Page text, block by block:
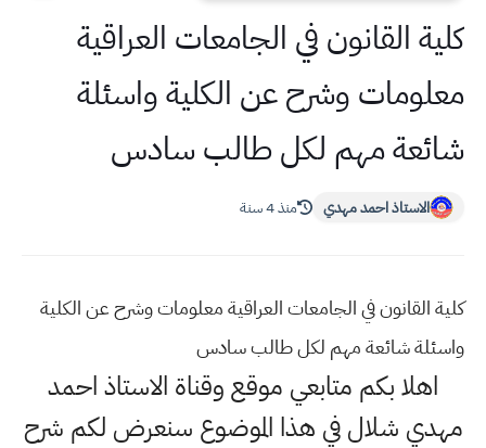
كلية القانون في الجامعات العراقية
معلومات وشرح عن الكلية واسئلة
شائعة مهم لكل طالب سادس
الاستاذ احمد مهدي منذ 4 سنة
كلية القانون في الجامعات العراقية معلومات وشرح عن الكلية
واسئلة شائعة مهم لكل طالب سادس
اهلا بكم متابعي موقع وقناة الاستاذ احمد
مهدي شلال في هذا الموضوع سنعرض لكم شرح